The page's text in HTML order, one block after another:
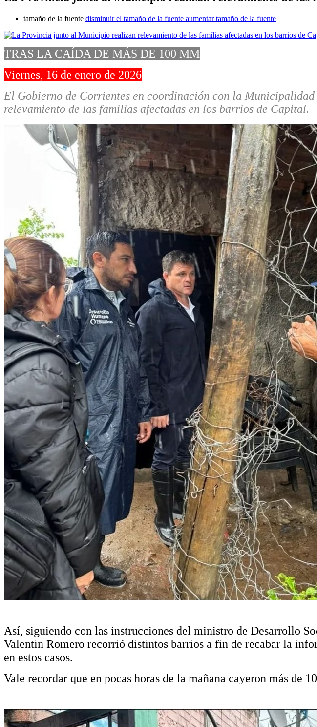
tamaño de la fuente disminuir el tamaño de la fuente aumentar tamaño de la fuente
TRAS LA CAÍDA DE MÁS DE 100 MM
Viernes, 16 de enero de 2026
El Gobierno de Corrientes en coordinación con la
relevamiento de las familias afectadas en los barrios de Capital.
Así, siguiendo con las instrucciones del ministro de Desarrollo
Valentin Romero recorrió distintos barrios a fin de recabar la
en estos casos.
Vale recordar que en pocas horas de la mañana cayeron más de